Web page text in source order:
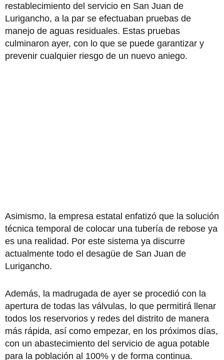
restablecimiento del servicio en San Juan de
Lurigancho, a la par se efectuaban pruebas de
manejo de aguas residuales. Estas pruebas
culminaron ayer, con lo que se puede garantizar y
prevenir cualquier riesgo de un nuevo aniego.
Asimismo, la empresa estatal enfatizó que la solución
técnica temporal de colocar una tubería de rebose ya
es una realidad. Por este sistema ya discurre
actualmente todo el desagüe de San Juan de
Lurigancho.
Además, la madrugada de ayer se procedió con la
apertura de todas las válvulas, lo que permitirá llenar
todos los reservorios y redes del distrito de manera
más rápida, así como empezar, en los próximos días,
con un abastecimiento del servicio de agua potable
para la población al 100% y de forma continua.